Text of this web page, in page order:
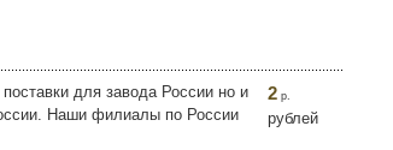
для завода России но и
Наши филиалы по России
2 р.
рублей